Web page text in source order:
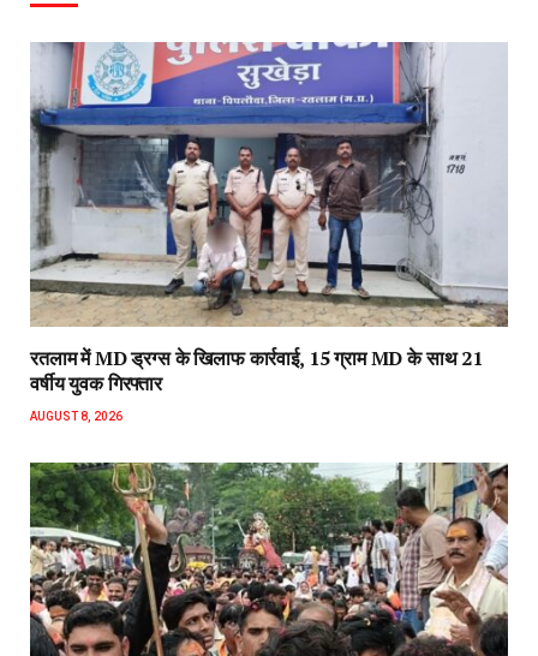
रतलाम में MD ड्रग्स के खिलाफ कार्रवाई, 15 ग्राम MD के साथ 21
वर्षीय युवक गिरफ्तार
AUGUST 8, 2026